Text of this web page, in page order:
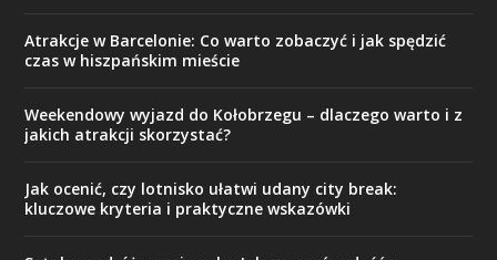
Atrakcje w Barcelonie: Co warto zobaczyć i jak spędzić
czas w hiszpańskim mieście
Weekendowy wyjazd do Kołobrzegu – dlaczego warto i z
jakich atrakcji skorzystać?
Jak ocenić, czy lotnisko ułatwi udany city break:
kluczowe kryteria i praktyczne wskazówki